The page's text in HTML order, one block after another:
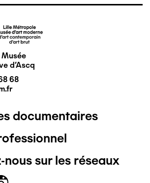
Musée
d'Ascq
68
documentaires
nous sur les réseaux